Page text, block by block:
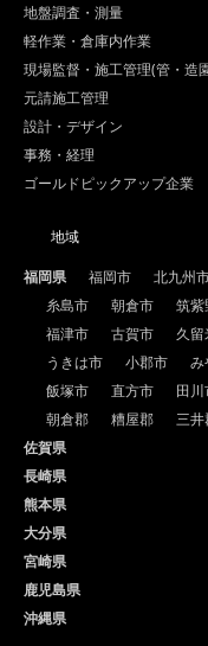
地盤調査・測量
軽作業・倉庫内作業
現場監督・施工管理(管・造
元請施工管理
設計・デザイン
事務・経理
ゴールドピックアップ企業
地域
福岡県
福岡市 北九州
糸島市
朝倉市 筑紫
福津市
古賀市 久
うきは市
小郡市 み
飯塚市
直方市 田
朝倉郡
糟屋郡 三井
佐賀県
長崎県
熊本県
大分県
宮崎県
鹿児島県
沖縄県